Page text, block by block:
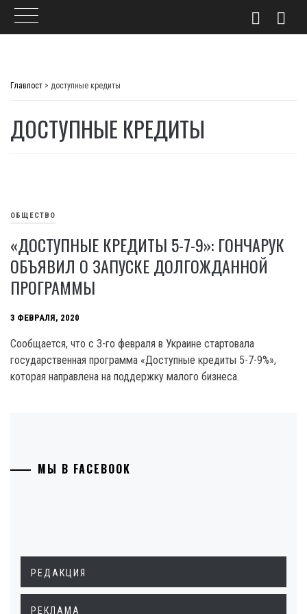
Главпост > доступные кредиты
ДОСТУПНЫЕ КРЕДИТЫ
ОБЩЕСТВО
«ДОСТУПНЫЕ КРЕДИТЫ 5-7-9»: ГОНЧАРУК
ОБЪЯВИЛ О ЗАПУСКЕ ДОЛГОЖДАННОЙ
ПРОГРАММЫ
3 ФЕВРАЛЯ, 2020
Сообщается, что с 3-го февраля в Украине стартовала
государственная программа «Доступные кредиты 5-7-9%»,
которая направлена на поддержку малого бизнеса.
МЫ В FACEBOOK
РЕДАКЦИЯ
РЕКЛАМА